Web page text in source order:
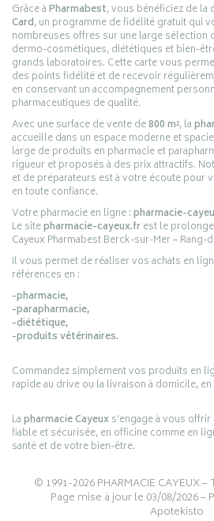
Grâce àPharmabest, vous bénéficiez de la
Card, un programme de fidélité gratuit qui
nombreuses offres sur une large
dermo-cosmétiques, diététiques et bien-
grands laboratoires. Cette carte vous
des points fidélité et de recevoir
en conservant un accompagnement
pharmaceutiques de qualité.
Avec une surface de vente de800 m², la
accueille dans un espace moderne et
large de produits en pharmacie et
rigueur et proposés à des prix attractifs.
et de préparateurs est à votre écoute pour
en toute confiance.
Votre pharmacie en ligne :pharmacie-
Le sitepharmacie-cayeux.frest le
Cayeux Pharmabest Berck-sur-Mer – Rang-
Il vous permet de réaliser vos achats en
références en :
-pharmacie,
-parapharmacie,
-diététique,
-produits vétérinaires.
Commandez simplement vos produits en
rapide au drive ou la livraison à domicile,
Lapharmacie Cayeuxs’engage à vous
fiable et sécurisée, en officine comme en
santé et de votre bien-être.
© 1991-2026PHARMACIE CAYEUX–
Page mise à jour le 03/08/2026 –
Apotekisto